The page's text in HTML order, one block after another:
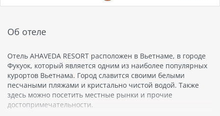
Об отеле
Отель AHAVEDA RESORT расположен в Вьетнаме, в городе
Фукуок, который является одним из наиболее популярных
курортов Вьетнама. Город славится своими белыми
песчаными пляжами и кристально чистой водой. Также
здесь можно посетить местные рынки и прочие
достопримечательности.